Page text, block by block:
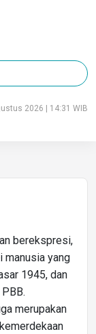
2026 | 14:31 WIB
berekspresi,
manusia yang
1945, dan
merupakan